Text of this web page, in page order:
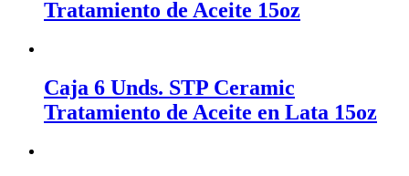
Tratamiento de Aceite 15oz
Caja 6 Unds. STP Ceramic
Tratamiento de Aceite en Lata 15oz